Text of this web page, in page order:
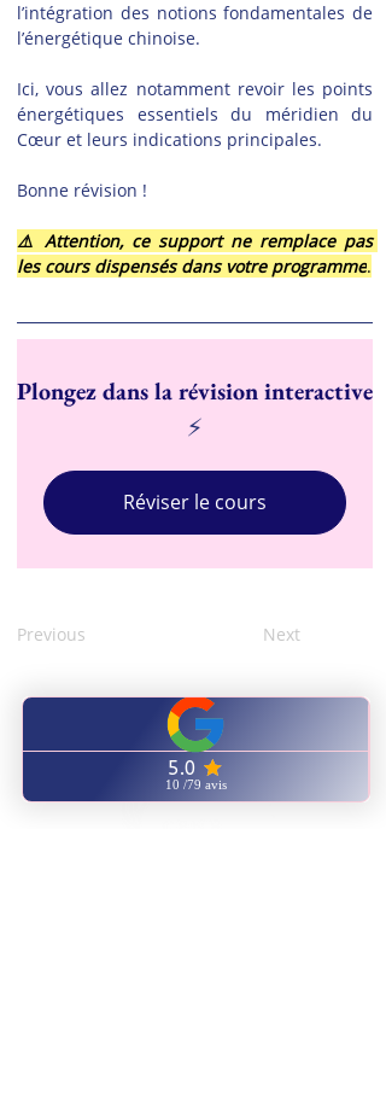
l’intégration des notions fondamentales de
l’énergétique chinoise.
Ici, vous allez notamment revoir les points
énergétiques essentiels du méridien du
Cœur et leurs indications principales.
Bonne révision !
⚠️ Attention, ce support ne remplace pas
les cours dispensés dans votre programme.
Plongez dans la révision interactive
⚡
Réviser le cours
Previous Next